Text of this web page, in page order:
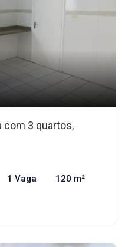
com 3 quartos,
1 Vaga 120 m²